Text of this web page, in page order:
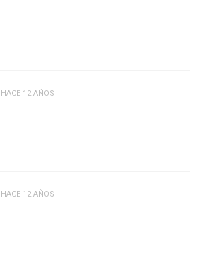
HACE 12 AÑOS
HACE 12 AÑOS